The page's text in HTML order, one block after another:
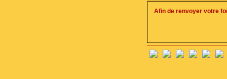
Afin de renvoyer votre